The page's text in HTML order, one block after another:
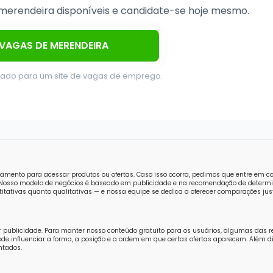
disponíveis e candidate-se hoje mesmo.
DE MERENDEIRA
para um site de vagas de emprego.
para acessar produtos ou ofertas. Caso isso ocorra, pedimos que entre em
modelo de negócios é baseado em publicidade e na recomendação de
quanto qualitativas — e nossa equipe se dedica a oferecer comparações
Para manter nosso conteúdo gratuito para os usuários, algumas das
influenciar a forma, a posição e a ordem em que certas ofertas aparecem.